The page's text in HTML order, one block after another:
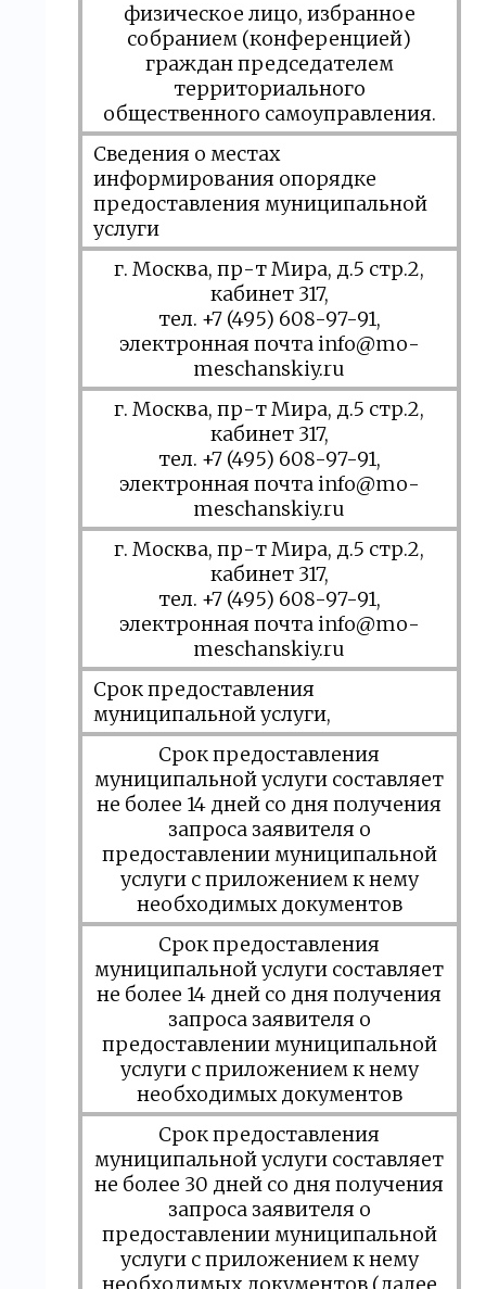
физическое лицо, избранное
собранием (конференцией)
граждан председателем
территориального
общественного самоуправления.
Сведения о местах
информирования опорядке
предоставления муниципальной
услуги
г. Москва, пр-т Мира, д.5 стр.2,
кабинет 317,
тел. +7 (495) 608-97-91,
электронная почта info@mo-
meschanskiy.ru
г. Москва, пр-т Мира, д.5 стр.2,
кабинет 317,
тел. +7 (495) 608-97-91,
электронная почта info@mo-
meschanskiy.ru
г. Москва, пр-т Мира, д.5 стр.2,
кабинет 317,
тел. +7 (495) 608-97-91,
электронная почта info@mo-
meschanskiy.ru
Срок предоставления
муниципальной услуги,
Срок предоставления
муниципальной услуги составляет
не более 14 дней со дня получения
запроса заявителя о
предоставлении муниципальной
услуги с приложением к нему
необходимых документов
Срок предоставления
муниципальной услуги составляет
не более 14 дней со дня получения
запроса заявителя о
предоставлении муниципальной
услуги с приложением к нему
необходимых документов
Срок предоставления
муниципальной услуги составляет
не более 30 дней со дня получения
запроса заявителя о
предоставлении муниципальной
услуги с приложением к нему